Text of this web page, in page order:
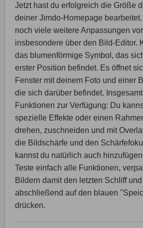
Jetzt hast du erfolgreich die Größe
deiner Jimdo-Homepage
noch viele weitere Anpassungen
insbesondere über den Bild-Editor.
das blumenförmige Symbol, das
erster Position befindet. Es öffnet
Fenster mit deinem Foto und einer
die sich darüber befindet.
Funktionen zur Verfügung: Du
spezielle Effekte oder einen
drehen, zuschneiden und mit
die Bildschärfe und den
kannst du natürlich auch
Teste einfach alle Funktionen,
Bildern damit den letzten Schliff
abschließend auf den blauen
drücken.